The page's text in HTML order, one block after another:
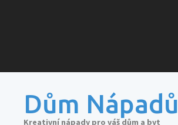
Dům Nápadů
Kreativní nápady pro váš dům a byt